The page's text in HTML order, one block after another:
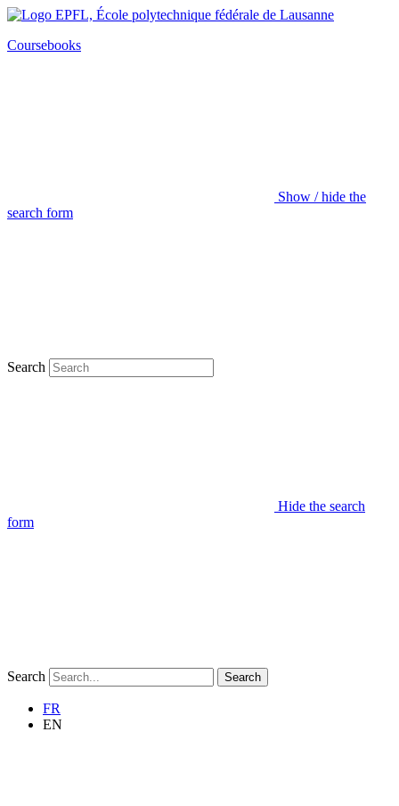
Coursebooks
Show / hide the
search form
Search
Hide the search
form
Search Search
FR
EN